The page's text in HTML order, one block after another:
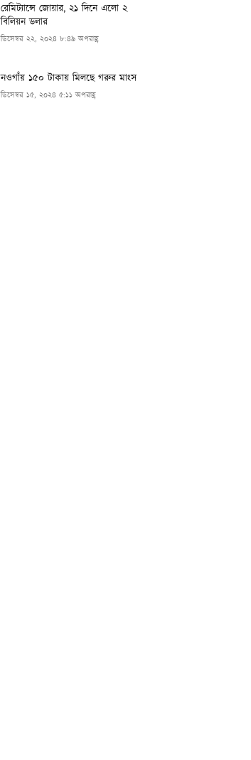
রেমিট্যান্সে জোয়ার, ২১ দিনে এলো ২
বিলিয়ন ডলার
ডিসেম্বর ২২, ২০২৪ ৮:৪৯ অপরাহ্ণ
নওগাঁয় ১৫০ টাকায় মিলছে গরুর মাংস
ডিসেম্বর ১৫, ২০২৪ ৫:১১ অপরাহ্ণ